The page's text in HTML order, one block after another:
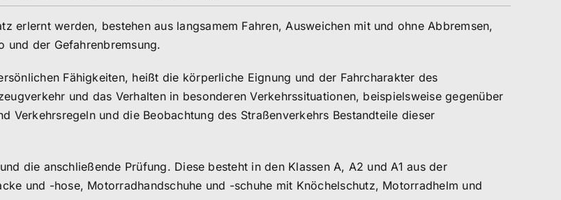
erlernt werden, bestehen aus langsamem Fahren, Ausweichen mit und ohne Abbremsen,
und der Gefahrenbremsung.
Fähigkeiten, heißt die körperliche Eignung und der Fahrcharakter des
und das Verhalten in besonderen Verkehrssituationen, beispielsweise gegenüber
Verkehrsregeln und die Beobachtung des Straßenverkehrs Bestandteile dieser
die anschließende Prüfung. Diese besteht in den Klassen A, A2 und A1 aus der
und -hose, Motorradhandschuhe und -schuhe mit Knöchelschutz, Motorradhelm und